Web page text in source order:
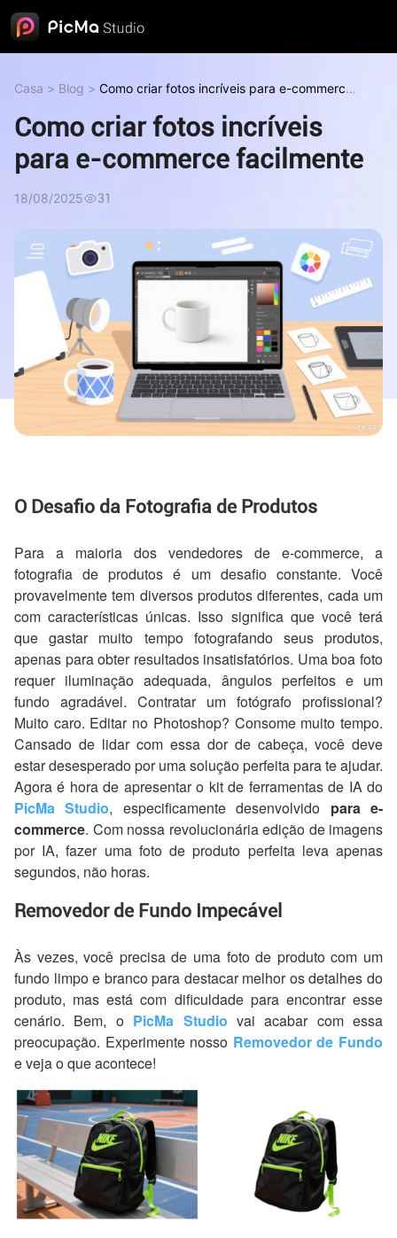
Casa > Blog > Como criar fotos incríveis para e-commerce
Como criar fotos incríveis
para e-commerce facilmente
18/08/2025 31
O Desafio da Fotografia de Produtos
Para a maioria dos vendedores de e-commerce, a
fotografia de produtos é um desafio constante. Você
provavelmente tem diversos produtos diferentes, cada um
com características únicas. Isso significa que você terá
que gastar muito tempo fotografando seus produtos,
apenas para obter resultados insatisfatórios. Uma boa foto
requer iluminação adequada, ângulos perfeitos e um
fundo agradável. Contratar um fotógrafo profissional?
Muito caro. Editar no Photoshop? Consome muito tempo.
Cansado de lidar com essa dor de cabeça, você deve
estar desesperado por uma solução perfeita para te ajudar.
Agora é hora de apresentar o kit de ferramentas de IA do
PicMa Studio, especificamente desenvolvido para e-
commerce. Com nossa revolucionária edição de imagens
por IA, fazer uma foto de produto perfeita leva apenas
segundos, não horas.
Removedor de Fundo Impecável
Às vezes, você precisa de uma foto de produto com um
fundo limpo e branco para destacar melhor os detalhes do
produto, mas está com dificuldade para encontrar esse
cenário. Bem, o PicMa Studio vai acabar com essa
preocupação. Experimente nosso Removedor de Fundo
e veja o que acontece!